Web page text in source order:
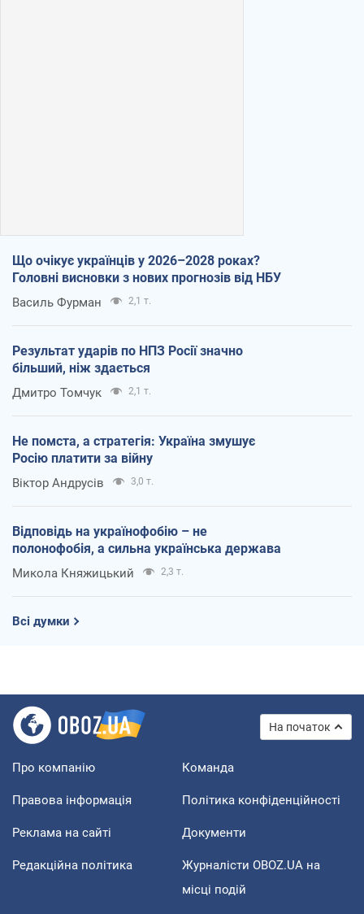
Що очікує українців у 2026–2028 роках?
Головні висновки з нових прогнозів від НБУ
Василь Фурман 2,1 т.
Результат ударів по НПЗ Росії значно
більший, ніж здається
Дмитро Томчук 2,1 т.
Не помста, а стратегія: Україна змушує
Росію платити за війну
Віктор Андрусів 3,0 т.
Відповідь на українофобію – не
полонофобія, а сильна українська держава
Микола Княжицький 2,3 т.
Всі думки
На початок
Про компанію Команда
Правова інформація Політика конфіденційності
Реклама на сайті Документи
Редакційна політика
Журналісти OBOZ.UA на
місці подій